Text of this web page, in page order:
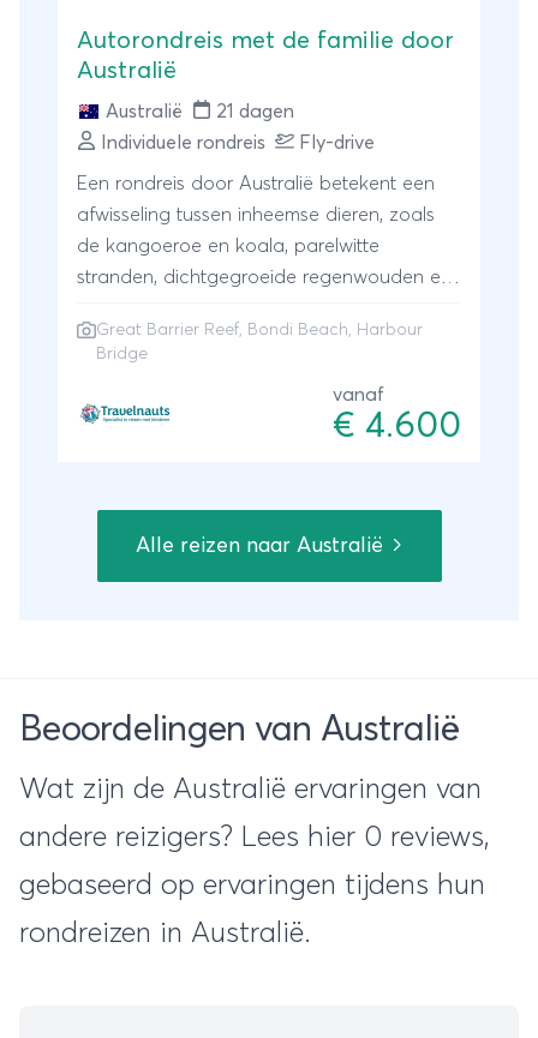
Autorondreis met de familie door
Australië
Australië
21 dagen
Individuele rondreis
Fly-drive
Een rondreis door Australië betekent een
afwisseling tussen inheemse dieren, zoals
de kangoeroe en koala, parelwitte
stranden, dichtgegroeide regenwouden en
Australië over ruime familie appartementen,
de natuur. Australië is dan ook een echte
familiebestemming waarbij het verre vliegen
fietstocht over de bekende Harbour Bridge
Great Barrier Reef, Bondi Beach, Harbour
Bridge
vanaf
€ 4.600
Alle reizen naar Australië
Beoordelingen van Australië
Wat zijn de Australië ervaringen van
andere reizigers? Lees hier 0 reviews,
gebaseerd op ervaringen tijdens hun
rondreizen in Australië.